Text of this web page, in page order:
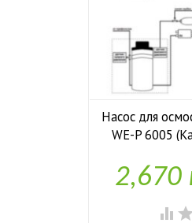
Насос для
WE-P 6005
 У
2,670
